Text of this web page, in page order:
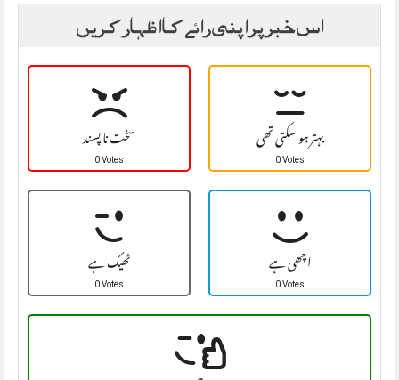
اس خبر پر اپنی رائے کا اظہار کریں
سخت نا پسند
0 Votes بہتر ہو سکتی تھی
0 Votes
ٹھیک ہے
0 Votes اچھی ہے
0 Votes